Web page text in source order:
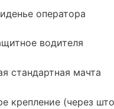
оператора
водителя
стандартная мачта
крепление (через